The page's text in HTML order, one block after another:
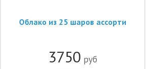
Облако из 25 шаров ассорти
3750 руб